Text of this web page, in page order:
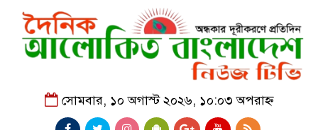
সোমবার, ১০ অগাস্ট ২০২৬, ১০:০৩ অপরাহ্ন